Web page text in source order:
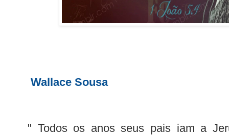
Wallace Sousa
" Todos os anos seus pais iam a